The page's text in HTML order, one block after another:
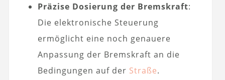
Präzise Dosierung der Bremskraft:
Die elektronische Steuerung
ermöglicht eine noch genauere
Anpassung der Bremskraft an die
Bedingungen auf der Straße.